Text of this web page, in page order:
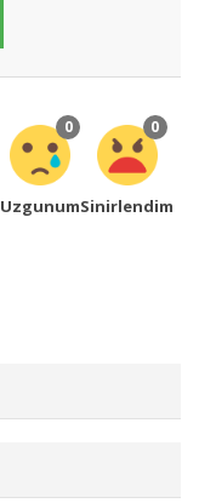
0
Uzgunum
0
Sinirlendim